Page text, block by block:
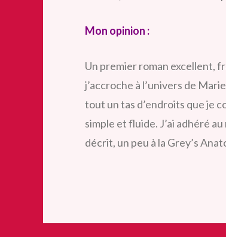
Mon opinion :
Un premier roman excellent,
j’accroche à l’univers de
tout un tas d’endroits que je
simple et fluide. J’ai adhéré
décrit, un peu à la Grey’s